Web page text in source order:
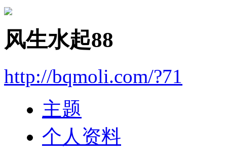
风生水起88
http://bqmoli.com/?71
主题
个人资料